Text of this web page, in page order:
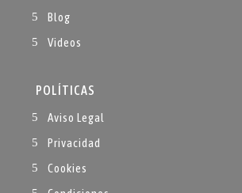
Blog
Videos
POLÍTICAS
Aviso Legal
Privacidad
Cookies